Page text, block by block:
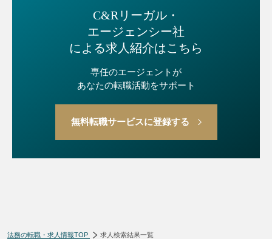
C&Rリーガル・
エージェンシー社
による求人紹介はこちら
専任のエージェントが
あなたの転職活動をサポート
無料転職サービスに登録する
法務の転職・求人情報TOP 求人検索結果一覧